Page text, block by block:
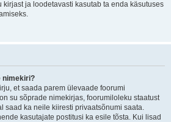
ja loodetavasti kasutab ta enda käsutuses
nimekiri?
et saada parem ülevaade foorumi
su sõprade nimekirjas, foorumiloleku staatust
saad ka neile kiiresti privaatsõnumi saata.
kasutajate postitusi ka esile tõsta. Kui lisad